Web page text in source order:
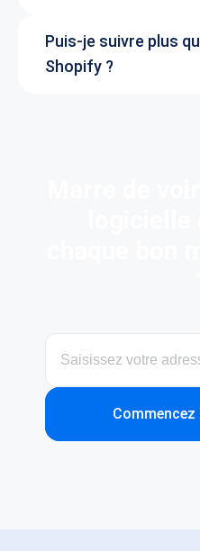
Puis-je suivre plus
Shopify ?